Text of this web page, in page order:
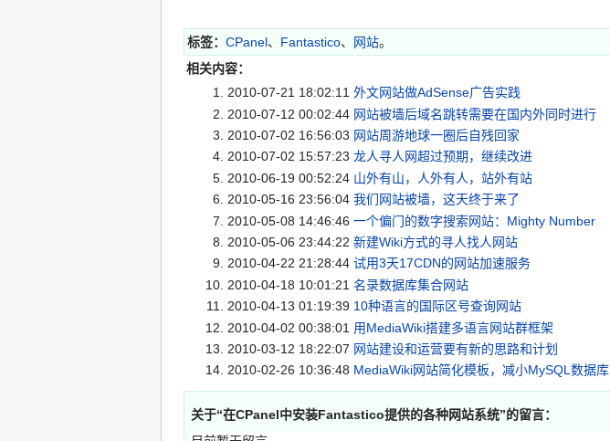
标签： CPanel、 Fantastico、 网站。
相关内容：
2010-07-21 18:02:11 外文网站做AdSense广告实践
2010-07-12 00:02:44 网站被墙后域名跳转需要在国内外同时进行
2010-07-02 16:56:03 网站周游地球一圈后自残回家
2010-07-02 15:57:23 龙人寻人网超过预期，继续改进
2010-06-19 00:52:24 山外有山，人外有人，站外有站
2010-05-16 23:56:04 我们网站被墙，这天终于来了
2010-05-08 14:46:46 一个偏门的数字搜索网站：Mighty Number
2010-05-06 23:44:22 新建Wiki方式的寻人找人网站
2010-04-22 21:28:44 试用3天17CDN的网站加速服务
2010-04-18 10:01:21 名录数据库集合网站
2010-04-13 01:19:39 10种语言的国际区号查询网站
2010-04-02 00:38:01 用MediaWiki搭建多语言网站群框架
2010-03-12 18:22:07 网站建设和运营要有新的思路和计划
2010-02-26 10:36:48 MediaWiki网站简化模板，减小MySQL数据库
关于“在CPanel中安装Fantastico提供的各种网站系统”的留言：